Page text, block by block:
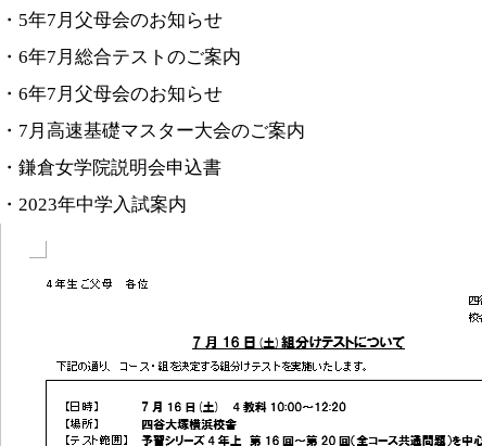
・5年7月父母会のお知らせ
・6年7月総合テストのご案内
・6年7月父母会のお知らせ
・7月高速基礎マスター大会のご案内
・鎌倉女学院説明会申込書
・2023年中学入試案内